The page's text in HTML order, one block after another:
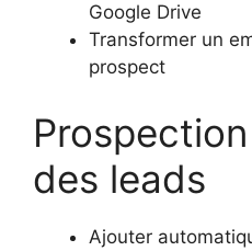
Google Drive
Transformer un
prospect
des leads
Ajouter